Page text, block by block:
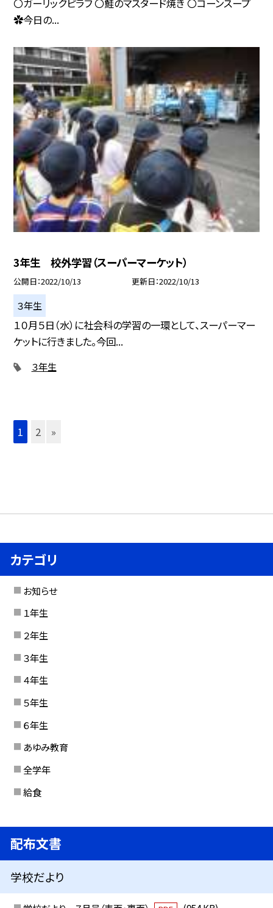
✿今日の...
3年生 校外学習（スーパーマーケット）
公開日 2022/10/13 更新日 2022/10/13
３年生
１０月５日（水）に社会科の学習の一環として、スーパーマー
ケットに行きました。今回...
３年生
1 2 »
カテゴリ
お知らせ
１年生
２年生
３年生
４年生
５年生
６年生
あゆみ教育
全学年
給食
配布文書
学校だより